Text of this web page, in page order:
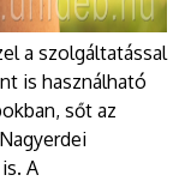
a szolgáltatással
is használható
sőt az
A